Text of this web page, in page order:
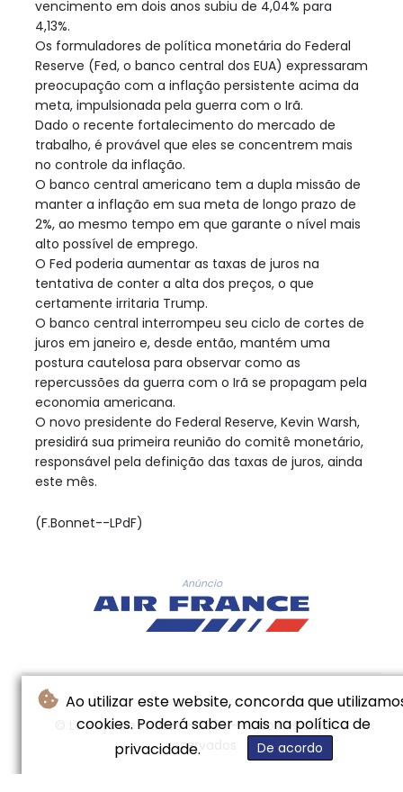
Ao utilizar este website, concorda que
cookies. Poderá saber mais na política de
privacidade.
De acordo
vencimento em dois anos subiu de 4,04% para
4,13%.
Os formuladores de política monetária do Federal
Reserve (Fed, o banco central dos EUA) expressaram
preocupação com a inflação persistente acima da
meta, impulsionada pela guerra com o Irã.
Dado o recente fortalecimento do mercado de
trabalho, é provável que eles se concentrem mais
no controle da inflação.
O banco central americano tem a dupla missão de
manter a inflação em sua meta de longo prazo de
2%, ao mesmo tempo em que garante o nível mais
alto possível de emprego.
O Fed poderia aumentar as taxas de juros na
tentativa de conter a alta dos preços, o que
certamente irritaria Trump.
O banco central interrompeu seu ciclo de cortes de
juros em janeiro e, desde então, mantém uma
postura cautelosa para observar como as
repercussões da guerra com o Irã se propagam pela
economia americana.
O novo presidente do Federal Reserve, Kevin Warsh,
presidirá sua primeira reunião do comitê monetário,
responsável pela definição das taxas de juros, ainda
este mês.
(F.Bonnet--LPdF)
Anúncio
© Le Pays De France - 2026 - Todos os direitos
reservados